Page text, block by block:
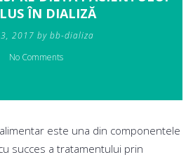
ÎN DIALIZĂ
2017 by bb-dializa
No Comments
este una din componentele
succes a tratamentului prin